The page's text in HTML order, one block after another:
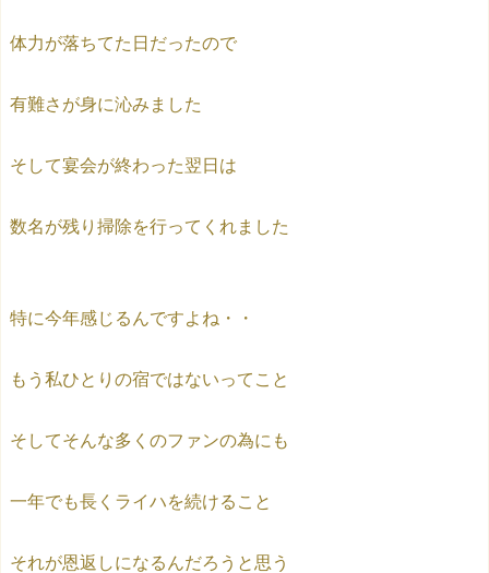
体力が落ちてた日だったので
有難さが身に沁みました
そして宴会が終わった翌日は
数名が残り掃除を行ってくれました
特に今年感じるんですよね・・
もう私ひとりの宿ではないってこと
そしてそんな多くのファンの為にも
一年でも長くライハを続けること
それが恩返しになるんだろうと思う